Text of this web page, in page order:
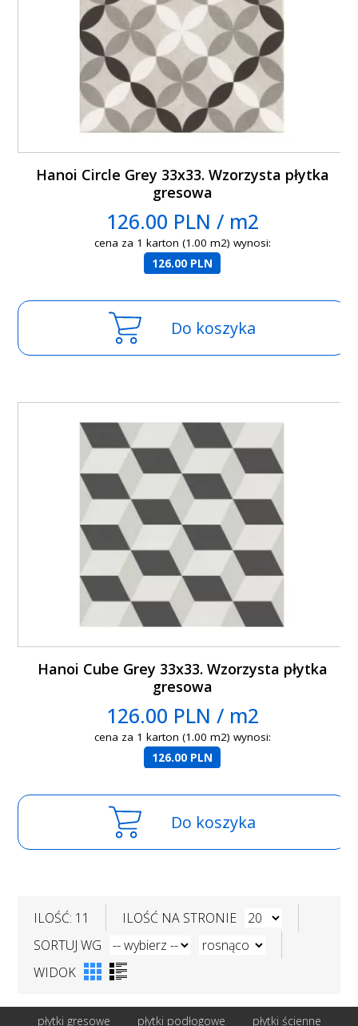
Hanoi Circle Grey 33x33. Wzorzysta płytka
gresowa
126.00 PLN / m2
cena za 1 karton (1.00 m2) wynosi:
126.00 PLN
Do koszyka
Hanoi Cube Grey 33x33. Wzorzysta płytka
gresowa
126.00 PLN / m2
cena za 1 karton (1.00 m2) wynosi:
126.00 PLN
Do koszyka
ILOŚĆ: 11
ILOŚĆ NA STRONIE
SORTUJ WG
WIDOK
płytki gresowe płytki podłogowe
płytki ścienne